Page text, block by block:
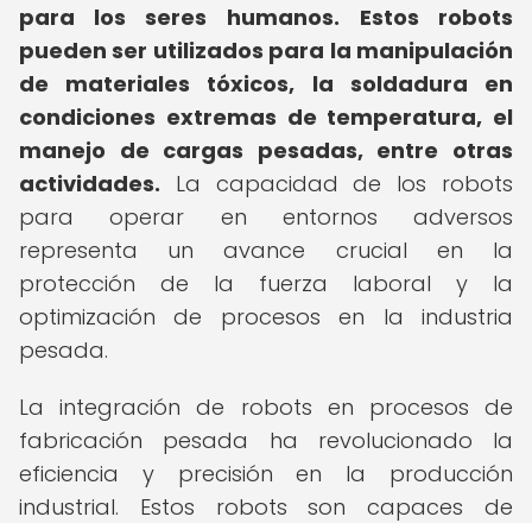
para los seres humanos.
Estos robots
pueden ser utilizados para la manipulación
de materiales tóxicos, la soldadura en
condiciones extremas de temperatura, el
manejo de cargas pesadas, entre otras
actividades. La capacidad de los robots
para operar en entornos adversos
representa un avance crucial en la
protección de la fuerza laboral y la
optimización de procesos en la industria
pesada.
La integración de robots en procesos de
fabricación pesada ha revolucionado la
eficiencia y precisión en la producción
industrial. Estos robots son capaces de